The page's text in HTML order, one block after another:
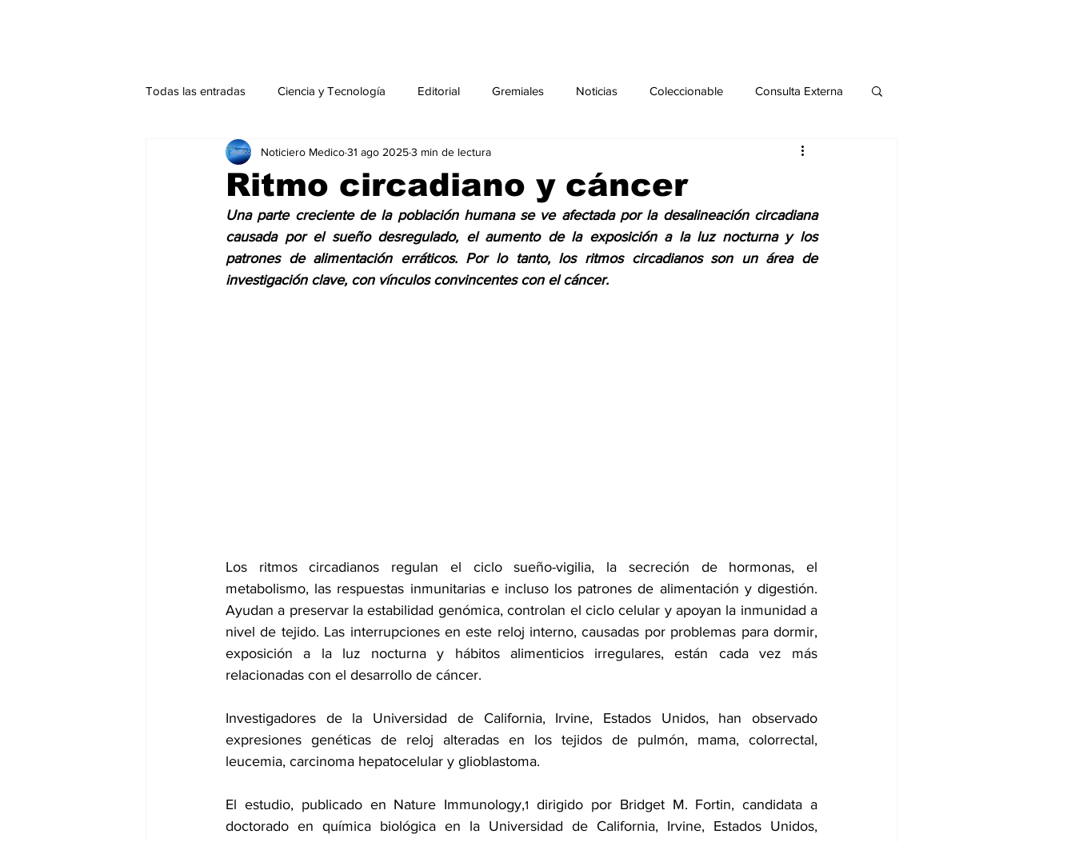
Todas las entradas Ciencia y Tecnología Editorial Gremiales Noticias Coleccionable Consulta Externa
Actualidad Salud Mental Agenda Sección especial Publicaciones
Endocrinología Actualidad especial Ciencia y Tecnología especial Coleccionable especial
Consulta Externa especial Editorial especial Gremiales especial Noticias especial
Ritmo circadiano y cáncer
Noticiero Medico31 ago 20253 min de lectura
Una parte creciente de la población humana se ve afectada por la desalineación circadiana
causada por el sueño desregulado, el aumento de la exposición a la luz nocturna y los
patrones de alimentación erráticos. Por lo tanto, los ritmos circadianos son un área de
investigación clave, con vínculos convincentes con el cáncer.
Los ritmos circadianos regulan el ciclo sueño-vigilia, la secreción de hormonas, el
metabolismo, las respuestas inmunitarias e incluso los patrones de alimentación y digestión.
Ayudan a preservar la estabilidad genómica, controlan el ciclo celular y apoyan la inmunidad a
nivel de tejido. Las interrupciones en este reloj interno, causadas por problemas para dormir,
exposición a la luz nocturna y hábitos alimenticios irregulares, están cada vez más
relacionadas con el desarrollo de cáncer.
Investigadores de la Universidad de California, Irvine, Estados Unidos, han observado
expresiones genéticas de reloj alteradas en los tejidos de pulmón, mama, colorrectal,
leucemia, carcinoma hepatocelular y glioblastoma.
El estudio, publicado en Nature Immunology,1 dirigido por Bridget M. Fortin, candidata a
doctorado en química biológica en la Universidad de California, Irvine, Estados Unidos,